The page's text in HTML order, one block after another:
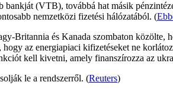
bankját (VTB), továbbá hat másik
nemzetközi fizetési hálózatából. (
Britannia és Kanada szombaton közölte,
az energiapiaci kifizetéseket ne
kell kivetni, amely finanszírozza az
le a rendszerről. (Reuters)